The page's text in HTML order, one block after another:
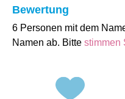
Bewertung
6 Personen mit dem
Namen ab. Bitte stimmen